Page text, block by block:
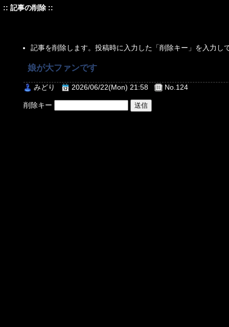
:: 記事の削除 ::
記事を削除します。投稿時に入力した「削除キー」を入力し
娘が大ファンです
みどり 2026/06/22(Mon) 21:58 No.124
削除キー